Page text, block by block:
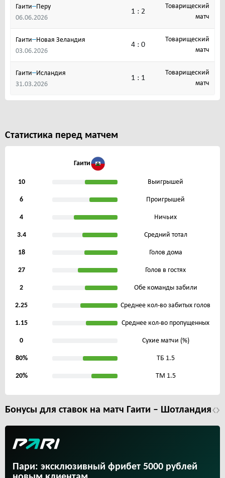
Гаити–Перу
06.06.2026
1 : 2
Товарищеский
матч
Гаити–Новая Зеландия
03.06.2026
4 : 0
Товарищеский
матч
Гаити–Исландия
31.03.2026
1 : 1
Товарищеский
матч
Статистика перед матчем
Гаити
10 Выигрышей
6 Проигрышей
4 Ничьих
3.4 Средний тотал
18 Голов дома
27 Голов в гостях
2 Обе команды забили
2.25 Среднее кол-во забитых голов
1.15 Среднее кол-во пропущенных
0 Сухие матчи (%)
80% ТБ 1.5
20% ТМ 1.5
Бонусы для ставок на матч Гаити – Шотландия
Пари: эксклюзивный фрибет 5000 рублей